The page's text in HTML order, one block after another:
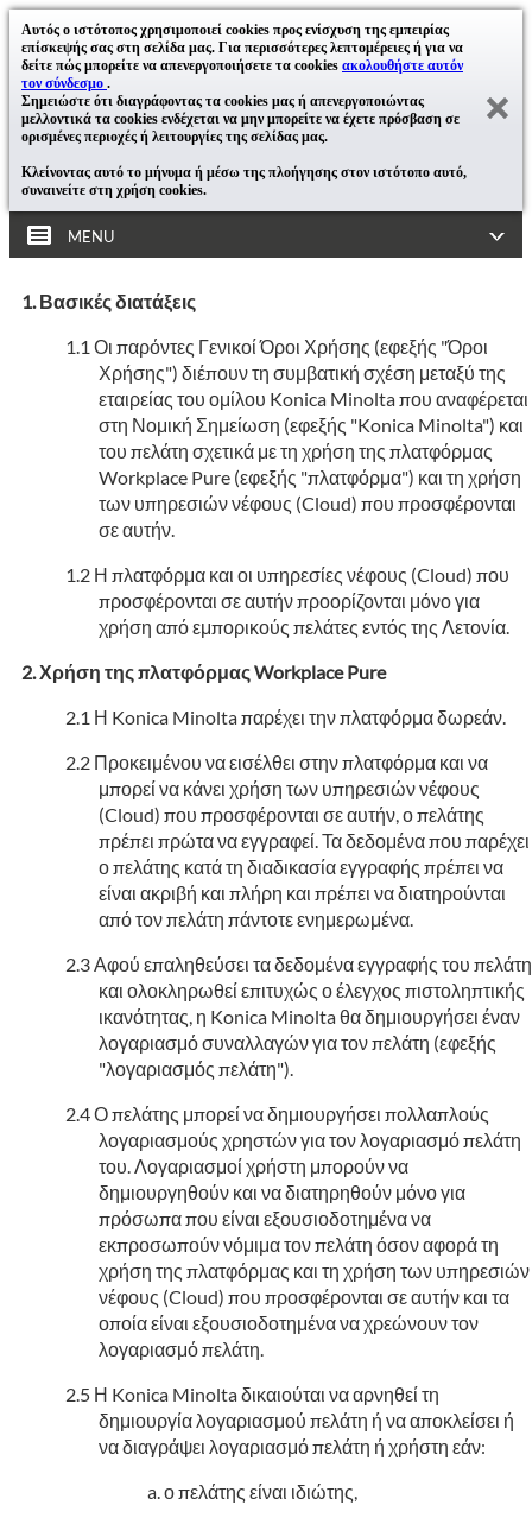
Αυτός ο ιστότοπος χρησιμοποιεί cookies προς ενίσχυση της εμπειρίας
επίσκεψής σας στη σελίδα μας. Για περισσότερες λεπτομέρειες ή για να
δείτε πώς μπορείτε να απενεργοποιήσετε τα cookies ακολουθήστε αυτόν
τον σύνδεσμο .
Σημειώστε ότι διαγράφοντας τα cookies μας ή απενεργοποιώντας
μελλοντικά τα cookies ενδέχεται να μην μπορείτε να έχετε πρόσβαση σε
ορισμένες περιοχές ή λειτουργίες της σελίδας μας.
Κλείνοντας αυτό το μήνυμα ή μέσω της πλοήγησης στον ιστότοπο αυτό,
συναινείτε στη χρήση cookies.
MENU
Βασικές διατάξεις
Οι παρόντες Γενικοί Όροι Χρήσης (εφεξής "Όροι
Χρήσης") διέπουν τη συμβατική σχέση μεταξύ της
εταιρείας του ομίλου Konica Minolta που αναφέρεται
στη Νομική Σημείωση (εφεξής "Konica Minolta") και
του πελάτη σχετικά με τη χρήση της πλατφόρμας
Workplace Pure (εφεξής "πλατφόρμα") και τη χρήση
των υπηρεσιών νέφους (Cloud) που προσφέρονται
σε αυτήν.
Η πλατφόρμα και οι υπηρεσίες νέφους (Cloud) που
προσφέρονται σε αυτήν προορίζονται μόνο για
χρήση από εμπορικούς πελάτες εντός της Λετονία.
Χρήση της πλατφόρμας Workplace Pure
Η Konica Minolta παρέχει την πλατφόρμα δωρεάν.
Προκειμένου να εισέλθει στην πλατφόρμα και να
μπορεί να κάνει χρήση των υπηρεσιών νέφους
(Cloud) που προσφέρονται σε αυτήν, ο πελάτης
πρέπει πρώτα να εγγραφεί. Τα δεδομένα που παρέχει
ο πελάτης κατά τη διαδικασία εγγραφής πρέπει να
είναι ακριβή και πλήρη και πρέπει να διατηρούνται
από τον πελάτη πάντοτε ενημερωμένα.
Αφού επαληθεύσει τα δεδομένα εγγραφής του πελάτη
και ολοκληρωθεί επιτυχώς ο έλεγχος πιστοληπτικής
ικανότητας, η Konica Minolta θα δημιουργήσει έναν
λογαριασμό συναλλαγών για τον πελάτη (εφεξής
"λογαριασμός πελάτη").
Ο πελάτης μπορεί να δημιουργήσει πολλαπλούς
λογαριασμούς χρηστών για τον λογαριασμό πελάτη
του. Λογαριασμοί χρήστη μπορούν να
δημιουργηθούν και να διατηρηθούν μόνο για
πρόσωπα που είναι εξουσιοδοτημένα να
εκπροσωπούν νόμιμα τον πελάτη όσον αφορά τη
χρήση της πλατφόρμας και τη χρήση των υπηρεσιών
νέφους (Cloud) που προσφέρονται σε αυτήν και τα
οποία είναι εξουσιοδοτημένα να χρεώνουν τον
λογαριασμό πελάτη.
Η Konica Minolta δικαιούται να αρνηθεί τη
δημιουργία λογαριασμού πελάτη ή να αποκλείσει ή
να διαγράψει λογαριασμό πελάτη ή χρήστη εάν:
ο πελάτης είναι ιδιώτης,